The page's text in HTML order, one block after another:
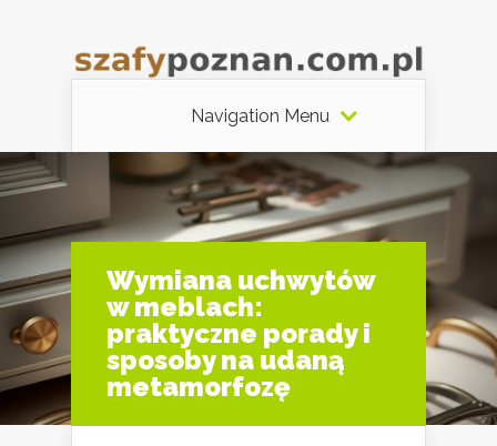
Navigation Menu
Wymiana uchwytów
w meblach:
praktyczne porady i
sposoby na udaną
metamorfozę